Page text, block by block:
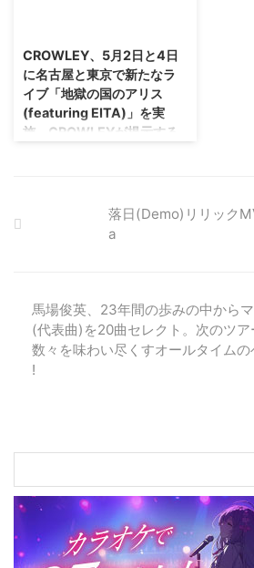
嬉しいです。 ーソロ活動の８ヶ
月を振り返ってみて、ゆるめる
モ!との違いは感じましたか？ ゆ
いざらす まったく違いますね。
責任感がすごくついたというか。
world
CROWLEY、5月2日と4日
に名古屋と東京で新たなラ
イブ「地獄の国のアリス
(featuring EITA)」を実
施。CROWLEYが提示する
を行ったCROWLEY。熱狂に包ま
れたライブの興奮も醒めぬ中、新
日(木・祝)名古屋大須 Electric
Lady Landと、5月4日(土・祝)高
円寺HIGHを舞台に、2本新たな公
演を行うことを告知した。 今
回、featuring EITAと名付けたよ
落日(Demo)リリック
a
馬場俊英、23年間の歩みの中から
(代表曲)を20曲セレクト。次のツ
数々を味わい尽くすオールタイム
!